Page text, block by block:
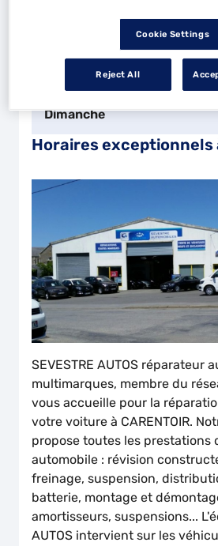
08:30 -
Dimanche
Horaires exceptionnels
SEVESTRE AUTOS réparateur
multimarques, membre du
vous accueille pour la
votre voiture à CARENTOIR.
propose toutes les prestations
automobile : révision
freinage, suspension,
batterie, montage et
amortisseurs, suspensions...
AUTOS intervient sur les
Cookie Settings
Reject All